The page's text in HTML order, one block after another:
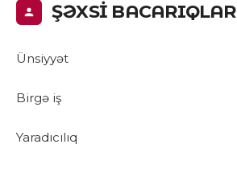
ŞƏXSİ BACARIQLAR
Ünsiyyət
Birgə iş
Yaradıcılıq